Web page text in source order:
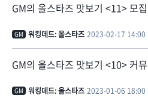
GM의 올스타즈 맛보기 <11> 모집
GM 워킹데드: 올스타즈 2023-02-17 14:00
GM의 올스타즈 맛보기 <10> 커
GM 워킹데드: 올스타즈 2023-01-06 18:00